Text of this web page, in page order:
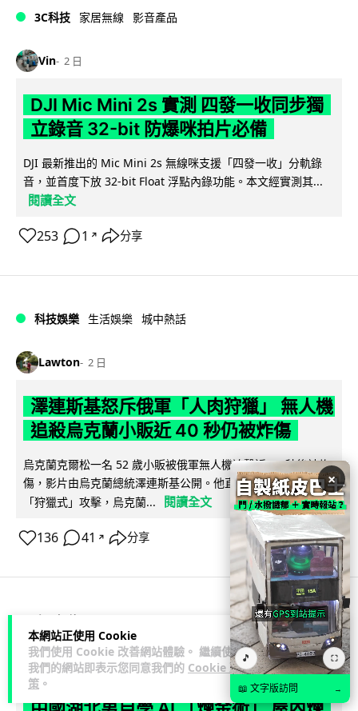
本網站正使用 Cookie
我們使用 Cookie 改善網站體驗。 繼續使用
我們的網站即表示您同意我們的 Cookie 政
策 。
3C科技 家居無線 影音產品
Vin 2 日
DJI Mic Mini 2s 實測 四發一收同步獨
立錄音 32-bit 防爆咪拍片必備
DJI 最新推出的 Mic Mini 2s 無線咪支援「四發一收」分軌錄
音，並首度下放 32-bit Float 浮點內錄功能。本文經實測其...
閱讀全文
253 1 ↗ 分享
科技娛樂 生活娛樂 城中熱話
Lawton 2 日
澤連斯基怒斥俄軍「人肉狩獵」 無人機
追殺烏克蘭小販近 40 秒仍被炸傷
烏克蘭克爾松一名 52 歲小販被俄軍無人機追擊近 40 秒後被炸
傷，影片由烏克蘭總統澤連斯基公開。他直斥俄軍對平民進行
「狩獵式」攻擊，烏克蘭...
閱讀全文
136 41 ↗ 分享
人工智能
Lawton 2 日
×
🎵 ⛶
📖 文字版訪問 →